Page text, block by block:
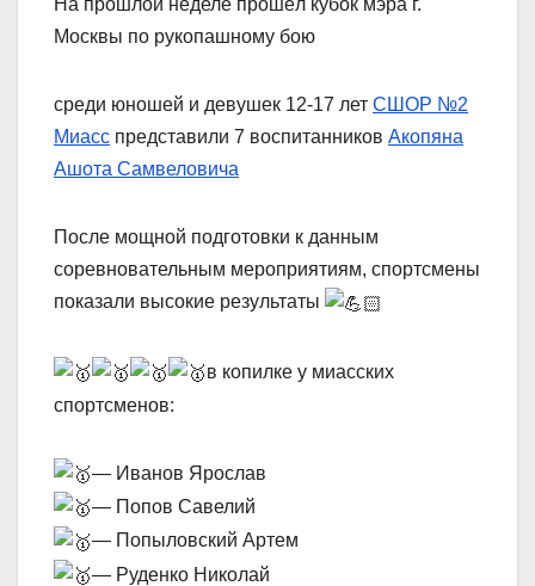
На прошлой неделе прошёл кубок мэра г.
Москвы по рукопашному бою
среди юношей и девушек 12-17 лет СШОР №2
Миасс представили 7 воспитанников Акопяна
Ашота Самвеловича
После мощной подготовки к данным
соревновательным мероприятиям, спортсмены
показали высокие результаты
в копилке у миасских
спортсменов:
— Иванов Ярослав
— Попов Савелий
— Попыловский Артем
— Руденко Николай